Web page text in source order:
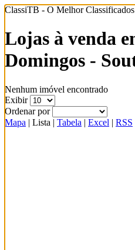
ClassiTB - O Melhor
Lojas à venda
Domingos -
Nenhum imóvel encontrado
Exibir
Ordenar por
Mapa | Lista | Tabela | Excel | RSS